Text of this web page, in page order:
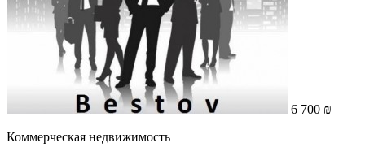
6 700 ₪
Коммерческая недвижимость